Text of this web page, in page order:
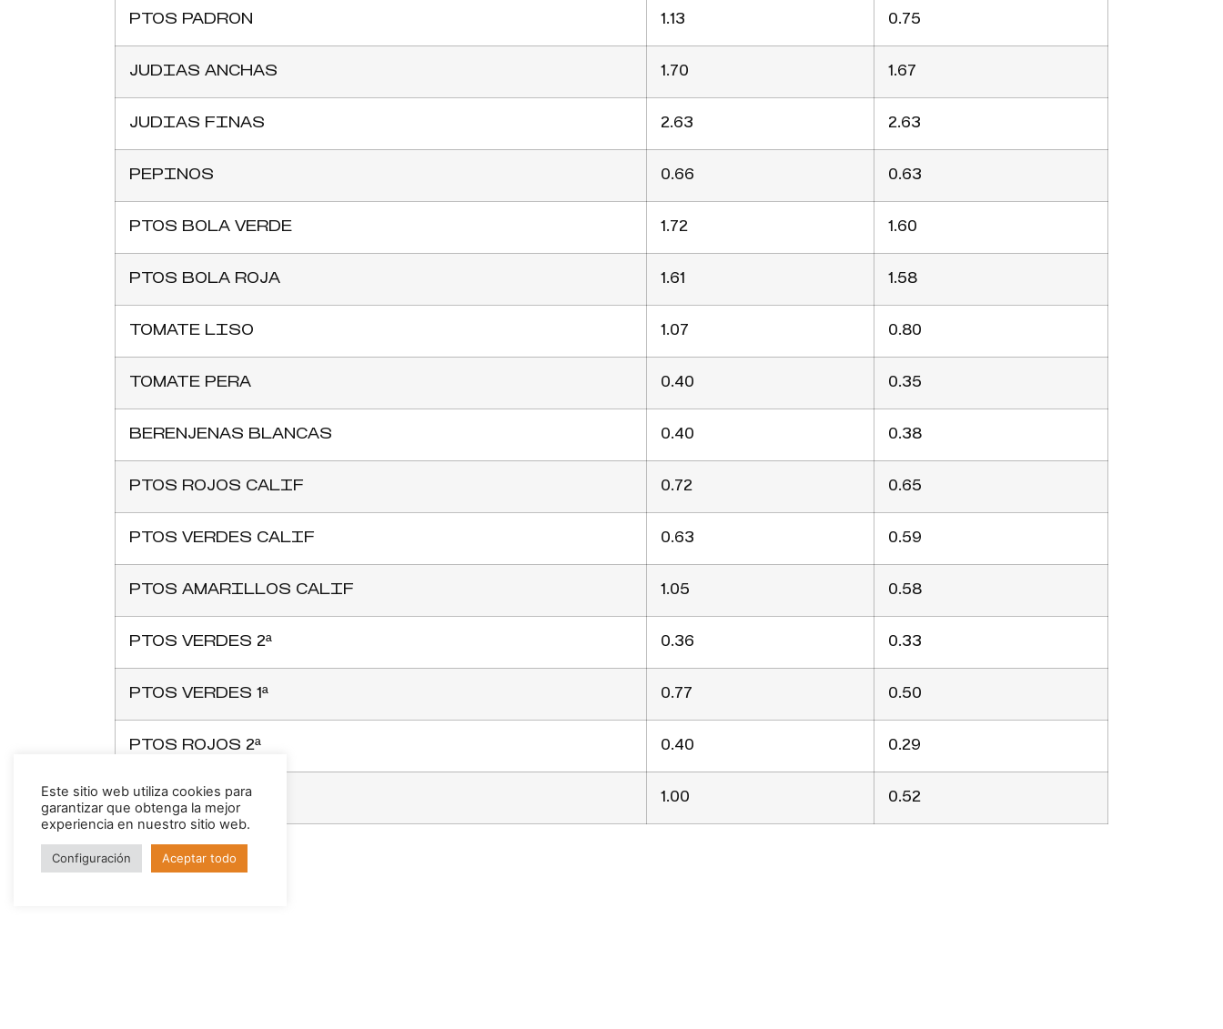
PTOS PADRON 1.13 0.75
JUDIAS ANCHAS 1.70 1.67
JUDIAS FINAS 2.63 2.63
PEPINOS 0.66 0.63
PTOS BOLA VERDE 1.72 1.60
PTOS BOLA ROJA 1.61 1.58
TOMATE LISO 1.07 0.80
TOMATE PERA 0.40 0.35
BERENJENAS BLANCAS 0.40 0.38
PTOS ROJOS CALIF 0.72 0.65
PTOS VERDES CALIF 0.63 0.59
PTOS AMARILLOS CALIF 1.05 0.58
PTOS VERDES 2ª 0.36 0.33
PTOS VERDES 1ª 0.77 0.50
PTOS ROJOS 2ª 0.40 0.29
PTOS ROJOS 1ª 1.00 0.52
Este sitio web utiliza cookies para
garantizar que obtenga la mejor
experiencia en nuestro sitio web.
Configuración Aceptar todo